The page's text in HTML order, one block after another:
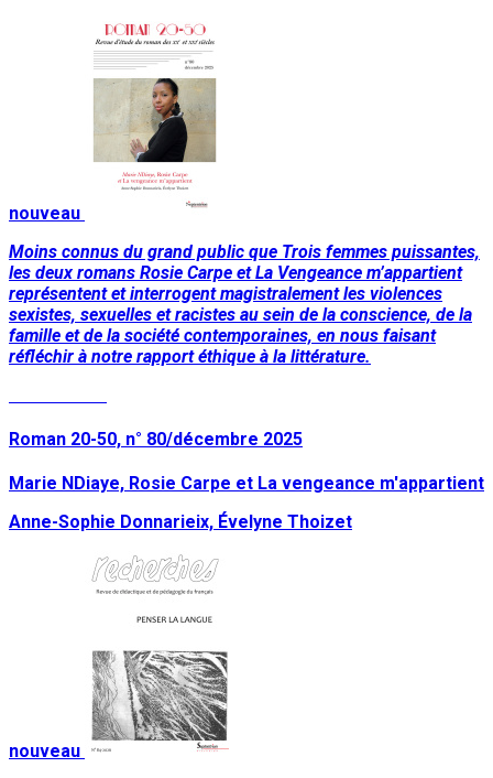
nouveau
Moins connus du grand public que Trois femmes puissantes,
les deux romans Rosie Carpe et La Vengeance m’appartient
représentent et interrogent magistralement les violences
sexistes, sexuelles et racistes au sein de la conscience, de la
famille et de la société contemporaines, en nous faisant
réfléchir à notre rapport éthique à la littérature.
Roman 20-50, n° 80/décembre 2025
Marie NDiaye, Rosie Carpe et La vengeance m'appartient
Anne-Sophie Donnarieix, Évelyne Thoizet
nouveau